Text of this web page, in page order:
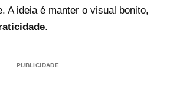
A ideia é manter o visual bonito,
.
PUBLICIDADE